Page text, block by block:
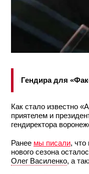
Гендира для
Как стало известно
приятелем и
гендиректора
Ранее мы писали, что
нового сезона
Олег Василенко, а